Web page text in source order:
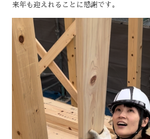
来年も迎えれることに感謝です。